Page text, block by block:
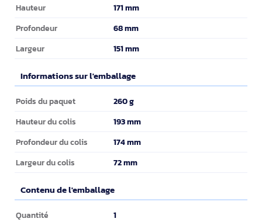
Hauteur 171 mm
Profondeur 68 mm
Largeur 151 mm
Informations sur l'emballage
Informations sur l'emballage
Poids du paquet 260 g
Hauteur du colis 193 mm
Profondeur du colis 174 mm
Largeur du colis 72 mm
Contenu de l'emballage
Contenu de l'emballage
Quantité 1